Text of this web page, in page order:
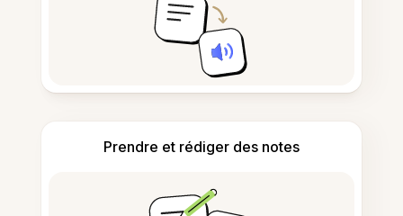
Prendre et rédiger des notes